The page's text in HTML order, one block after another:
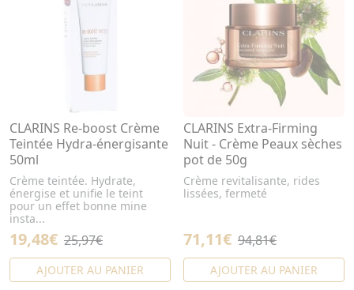
CLARINS Re-boost Crème
Teintée Hydra-énergisante
50ml
Crème teintée. Hydrate,
énergise et unifie le teint
pour un effet bonne mine
insta...
19,48€ 25,97€
AJOUTER AU PANIER
CLARINS Extra-Firming
Nuit - Crème Peaux sèches
pot de 50g
Crème revitalisante, rides
lissées, fermeté
71,11€ 94,81€
AJOUTER AU PANIER